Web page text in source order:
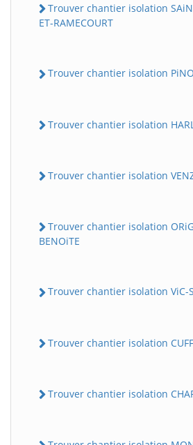
Trouver chantier isolation
ET-RAMECOURT
Trouver chantier isolation
Trouver chantier isolation
Trouver chantier isolation
Trouver chantier isolation
BENOiTE
Trouver chantier isolation ViC-
Trouver chantier isolation
Trouver chantier isolation